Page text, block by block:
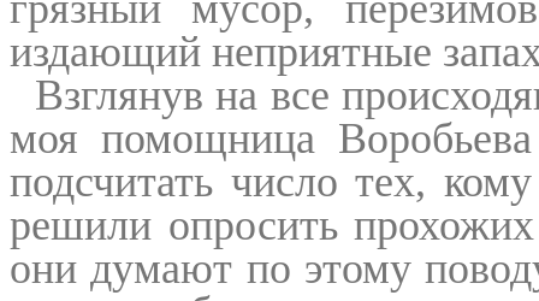
издающий неприятные
Взглянув на все
моя помощница
подсчитать число тех,
решили опросить
они думают по этому